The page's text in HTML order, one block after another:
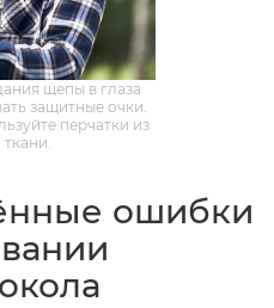
щепы в глаза
защитные очки.
перчатки из
ошибки